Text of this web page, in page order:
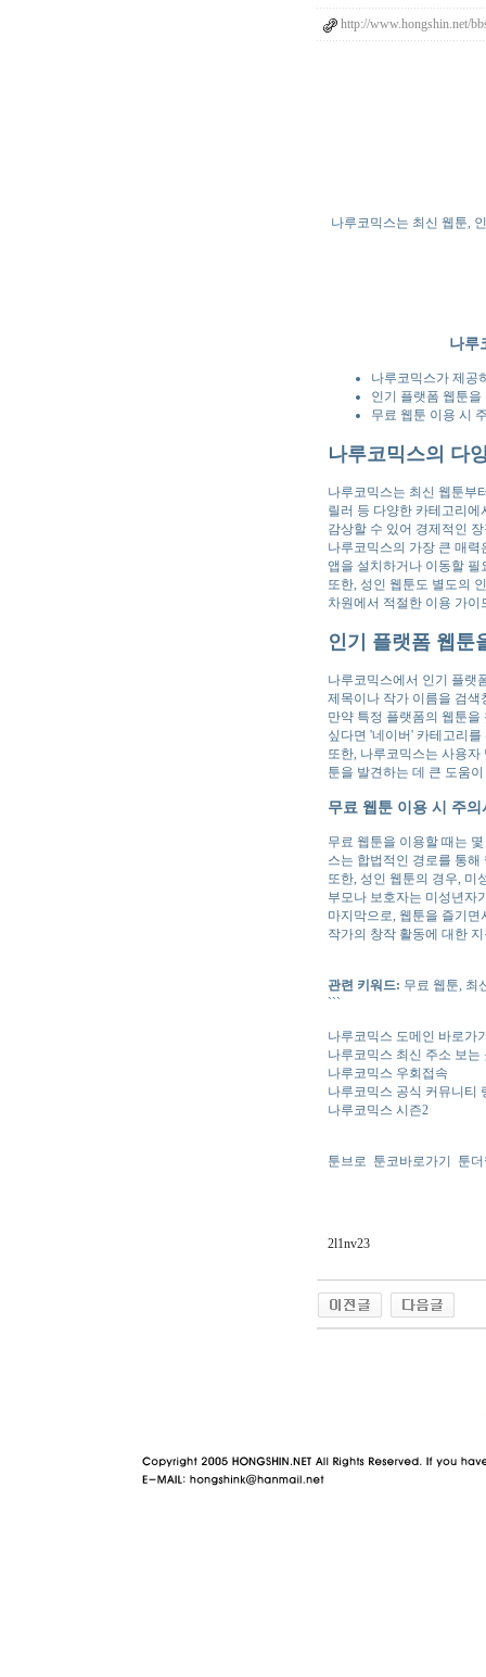
http://www.hongshin.net/
나루코믹스는 최신 웹툰,
나루
나루코믹스가 제공
인기 플랫폼 웹툰
무료 웹툰 이용 시
나루코믹스의 다
나루코믹스는 최신 웹툰부
릴러 등 다양한 카테고리
감상할 수 있어 경제적인
나루코믹스의 가장 큰 매
앱을 설치하거나 이동할
또한, 성인 웹툰도 별도의
차원에서 적절한 이용 가
인기 플랫폼 웹툰
나루코믹스에서 인기 플랫
제목이나 작가 이름을 검색
만약 특정 플랫폼의 웹툰
싶다면 '네이버' 카테고리
또한, 나루코믹스는 사용
툰을 발견하는 데 큰 도움
무료 웹툰 이용 시 주의
무료 웹툰을 이용할 때는
스는 합법적인 경로를 통
또한, 성인 웹툰의 경우, 미
부모나 보호자는 미성년자
마지막으로, 웹툰을 즐기
작가의 창작 활동에 대한
관련 키워드: 무료 웹툰, 최
```
나루코믹스 도메인 바로가
나루코믹스 최신 주소 보는
나루코믹스 우회접속
나루코믹스 공식 커뮤니티
나루코믹스 시즌2
툰브로 툰코바로가기 툰
2l1nv23